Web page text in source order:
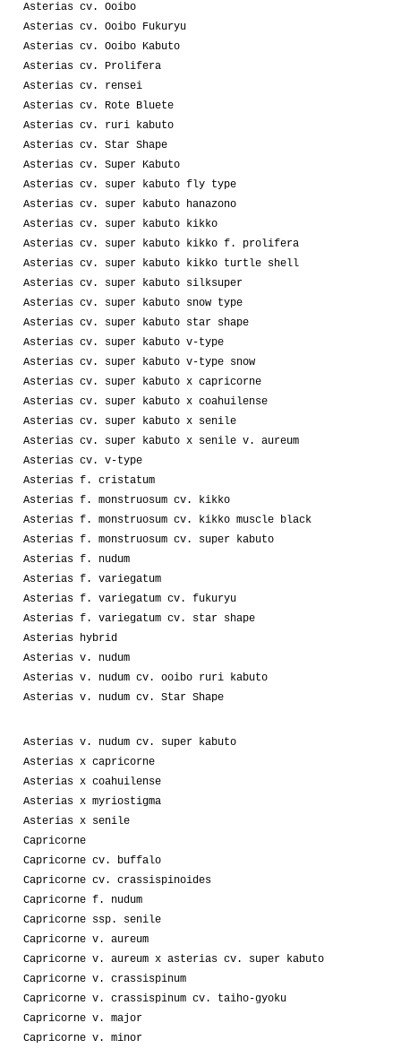
Asterias cv. Ooibo
Asterias cv. Ooibo Fukuryu
Asterias cv. Ooibo Kabuto
Asterias cv. Prolifera
Asterias cv. rensei
Asterias cv. Rote Bluete
Asterias cv. ruri kabuto
Asterias cv. Star Shape
Asterias cv. Super Kabuto
Asterias cv. super kabuto fly type
Asterias cv. super kabuto hanazono
Asterias cv. super kabuto kikko
Asterias cv. super kabuto kikko f. prolifera
Asterias cv. super kabuto kikko turtle shell
Asterias cv. super kabuto silksuper
Asterias cv. super kabuto snow type
Asterias cv. super kabuto star shape
Asterias cv. super kabuto v-type
Asterias cv. super kabuto v-type snow
Asterias cv. super kabuto x capricorne
Asterias cv. super kabuto x coahuilense
Asterias cv. super kabuto x senile
Asterias cv. super kabuto x senile v. aureum
Asterias cv. v-type
Asterias f. cristatum
Asterias f. monstruosum cv. kikko
Asterias f. monstruosum cv. kikko muscle black
Asterias f. monstruosum cv. super kabuto
Asterias f. nudum
Asterias f. variegatum
Asterias f. variegatum cv. fukuryu
Asterias f. variegatum cv. star shape
Asterias hybrid
Asterias v. nudum
Asterias v. nudum cv. ooibo ruri kabuto
Asterias v. nudum cv. Star Shape
Asterias v. nudum cv. super kabuto
Asterias x capricorne
Asterias x coahuilense
Asterias x myriostigma
Asterias x senile
Capricorne
Capricorne cv. buffalo
Capricorne cv. crassispinoides
Capricorne f. nudum
Capricorne ssp. senile
Capricorne v. aureum
Capricorne v. aureum x asterias cv. super kabuto
Capricorne v. crassispinum
Capricorne v. crassispinum cv. taiho-gyoku
Capricorne v. major
Capricorne v. minor